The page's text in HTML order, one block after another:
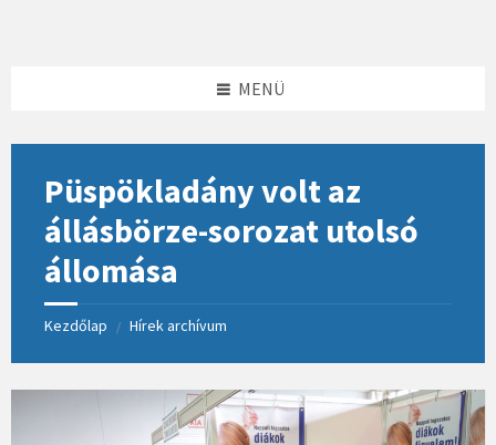
MENÜ
Püspökladány volt az
állásbörze-sorozat utolsó
állomása
Kezdőlap / Hírek archívum